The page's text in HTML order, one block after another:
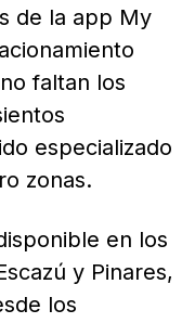
de la app My
faltan los
especializado
zonas.
en los
y Pinares,
los